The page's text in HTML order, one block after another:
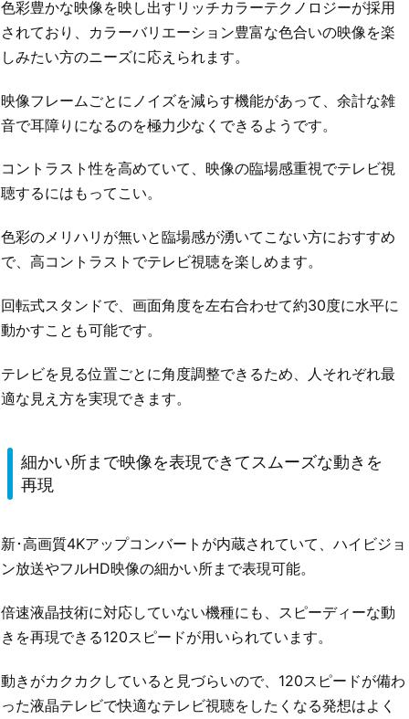
色彩豊かな映像を映し出すリッチカラーテクノロジーが採用
されており、カラーバリエーション豊富な色合いの映像を楽
しみたい方のニーズに応えられます。
映像フレームごとにノイズを減らす機能があって、余計な雑
音で耳障りになるのを極力少なくできるようです。
コントラスト性を高めていて、映像の臨場感重視でテレビ視
聴するにはもってこい。
色彩のメリハリが無いと臨場感が湧いてこない方におすすめ
で、高コントラストでテレビ視聴を楽しめます。
回転式スタンドで、画面角度を左右合わせて約30度に水平に
動かすことも可能です。
テレビを見る位置ごとに角度調整できるため、人それぞれ最
適な見え方を実現できます。
細かい所まで映像を表現できてスムーズな動きを
再現
新･高画質4Kアップコンバートが内蔵されていて、ハイビジョ
ン放送やフルHD映像の細かい所まで表現可能。
倍速液晶技術に対応していない機種にも、スピーディーな動
きを再現できる120スピードが用いられています。
動きがカクカクしていると見づらいので、120スピードが備わ
った液晶テレビで快適なテレビ視聴をしたくなる発想はよく